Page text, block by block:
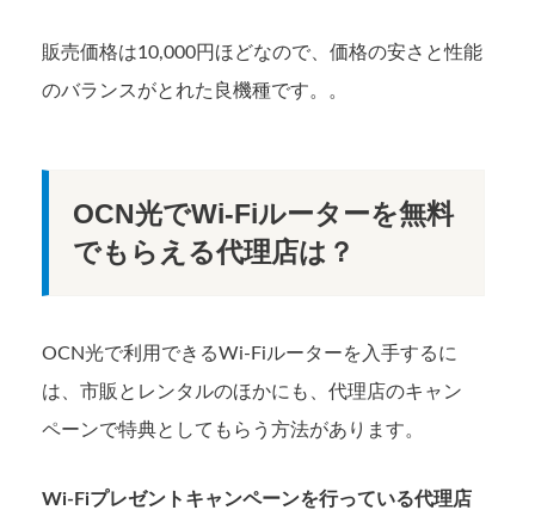
販売価格は10,000円ほどなので、価格の安さと性能
のバランスがとれた良機種です。。
OCN光でWi-Fiルーターを無料
でもらえる代理店は？
OCN光で利用できるWi-Fiルーターを入手するに
は、市販とレンタルのほかにも、代理店のキャン
ペーンで特典としてもらう方法があります。
Wi-Fiプレゼントキャンペーンを行っている代理店